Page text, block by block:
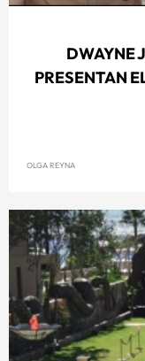
DWAYNE
PRESENTAN
OLGA REYNA